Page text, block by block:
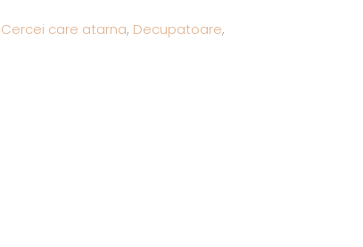
Cercei care atarna, Decupatoare,